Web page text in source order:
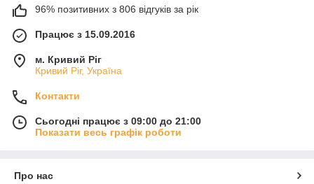
96% позитивних з 806 відгуків за рік
Працює з 15.09.2016
м. Кривий Ріг
Кривий Ріг, Україна
Контакти
Сьогодні працює з 09:00 до 21:00
Показати весь графік роботи
Про нас